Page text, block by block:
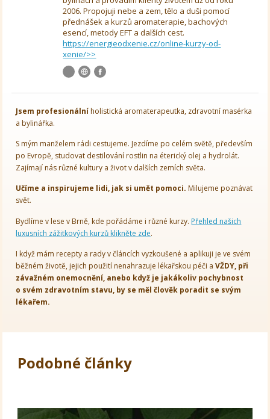
2006. Propojuji nebe a zem, tělo a duši pomocí
přednášek a kurzů aromaterapie, bachových
esencí, metody EFT a dalších cest.
https://energieodxenie.cz/online-kurzy-od-
xenie/>>
Jsem profesionálníholistická aromaterapeutka, zdravotní masérka
a bylinářka.
S mým manželem rádi cestujeme. Jezdíme po celém světě, především
po Evropě, studovat destilování rostlin na éterický olej a hydrolát.
Zajímají nás různé kultury a život v dalších zemích světa.
Učíme a inspirujeme lidi, jak si umět pomoci. Milujeme poznávat
svět.
Bydlíme v lese v Brně, kde pořádáme i různé kurzy. Přehled našich
luxusních zážitkových kurzů klikněte zde.
I když mám recepty a rady v článcích vyzkoušené a aplikuji je ve svém
běžném životě, jejich použití nenahrazuje lékařskou péči aVŽDY, při
závažném onemocnění, anebo když je jakákoliv pochybnost
o svém zdravotním stavu, by se měl člověk poradit se svým
lékařem.
Podobné články